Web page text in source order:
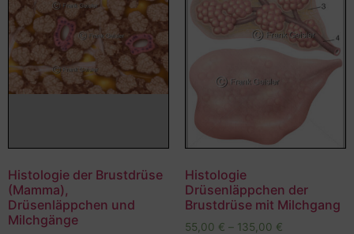
Histologie der Brustdrüse
(Mamma),
Drüsenläppchen und
Milchgänge
Histologie
Drüsenläppchen der
Brustdrüse mit Milchgang
55,00 € – 135,00 €